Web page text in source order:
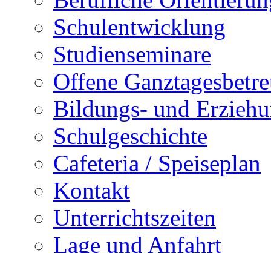
Schulentwicklung
Studienseminare
Offene
Bildungs- und
Schulgeschichte
Cafeteria / Speiseplan
Kontakt
Unterrichtszeiten
Lage und Anfahrt